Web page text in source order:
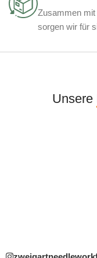
Zusammen mit
sorgen wir für
Unsere